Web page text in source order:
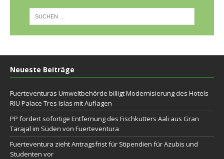
Neueste Beiträge
Fuerteventuras Umweltbehörde billigt Modernisierung des Hotels
RIU Palace Tres Islas mit Auflagen
PP fordert sofortige Entfernung des Fischkutters Aali aus Gran
Tarajal im Süden von Fuerteventura
Fuerteventura zieht Antragsfrist für Stipendien für Azubis und
Studenten vor